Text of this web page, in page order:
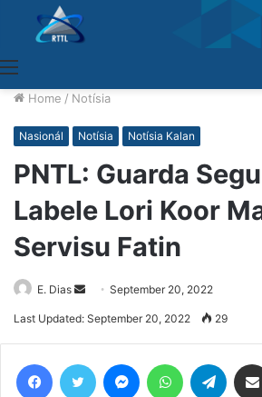
Home / Notísia
Nasionál Notísia Notísia Kalan
PNTL: Guarda
Labele Lori Koor
Servisu Fatin
E. Dias
Send
an
September 20, 2022
Last Updated: September 20, 2022 29